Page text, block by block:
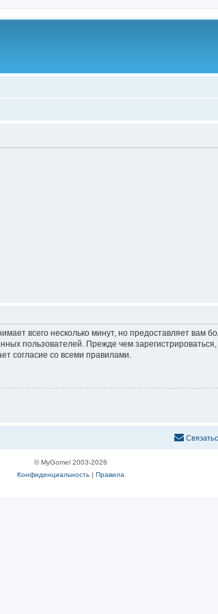
всего несколько минут, но предоставляет вам
пользователей. Прежде чем
согласие со всеми правилами.
Связатьс
© MyGomel 2003-2026
Конфиденциальность| Правила